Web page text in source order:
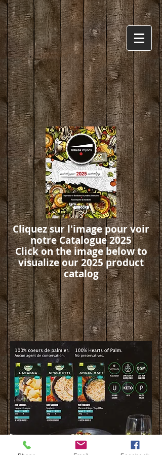
Cliquez sur l'image pour voir
notre Catalogue 2025
Click on the image below to
visualize our 2025 product
catalog